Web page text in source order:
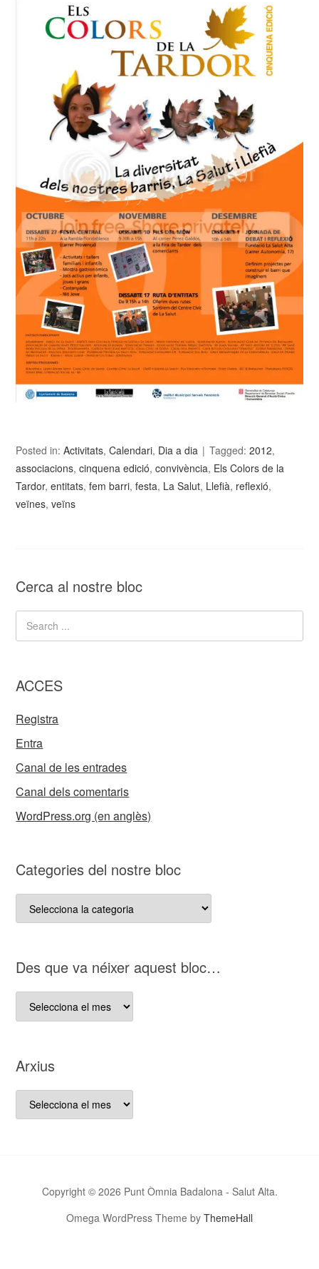
Posted in:Activitats,Calendari, Dia a dia Tagged:2012,
associacions,cinquena edició,convivència, Els Colors de la
Tardor,entitats,fem barri,festa, La Salut, Llefià, reflexió,
veïnes,veïns
Cerca al nostre bloc
ACCES
Registra
Entra
Canal de les entrades
Canal dels comentaris
WordPress.org (en anglès)
Categories del nostre bloc
Categories
del
D es que va néixer aquest bloc…
D es
que
aquest
bloc…
Arxius
Arxius
Copyright © 2026 Punt Òmnia Badalona - Salut Alta.
Omega WordPress Theme by ThemeHall